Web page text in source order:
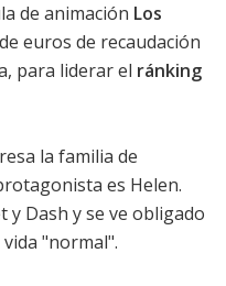
de animación Los
euros de recaudación
para liderar el ránking
la familia de
es Helen.
y Dash y se ve obligado
"normal".